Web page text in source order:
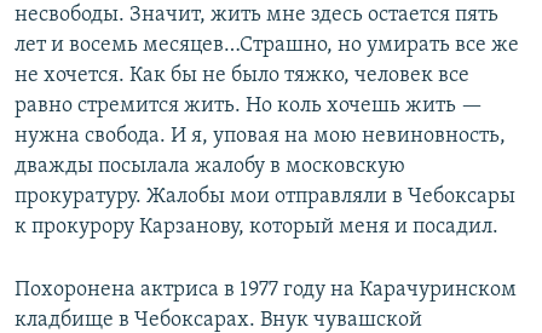
несвободы. Значит, жить мне здесь остается пять
лет и восемь месяцев…Страшно, но умирать все же
не хочется. Как бы не было тяжко, человек все
равно стремится жить. Но коль хочешь жить —
нужна свобода. И я, уповая на мою невиновность,
дважды посылала жалобу в московскую
прокуратуру. Жалобы мои отправляли в Чебоксары
к прокурору Карзанову, который меня и посадил.
Похоронена актриса в 1977 году на Карачуринском
кладбище в Чебоксарах. Внук чувашской